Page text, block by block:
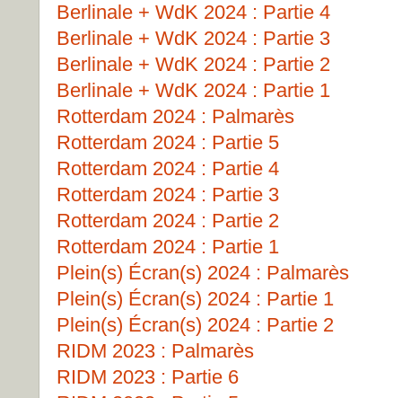
Berlinale + WdK 2024 : Partie 4
Berlinale + WdK 2024 : Partie 3
Berlinale + WdK 2024 : Partie 2
Berlinale + WdK 2024 : Partie 1
Rotterdam 2024 : Palmarès
Rotterdam 2024 : Partie 5
Rotterdam 2024 : Partie 4
Rotterdam 2024 : Partie 3
Rotterdam 2024 : Partie 2
Rotterdam 2024 : Partie 1
Plein(s) Écran(s) 2024 : Palmarès
Plein(s) Écran(s) 2024 : Partie 1
Plein(s) Écran(s) 2024 : Partie 2
RIDM 2023 : Palmarès
RIDM 2023 : Partie 6